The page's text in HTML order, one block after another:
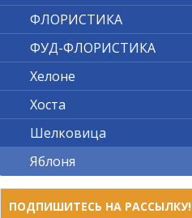
ФЛОРИСТИКА
ФУД-ФЛОРИСТИКА
Хелоне
Хоста
Шелковица
Яблоня
ПОДПИШИТЕСЬ НА РАССЫЛКУ!